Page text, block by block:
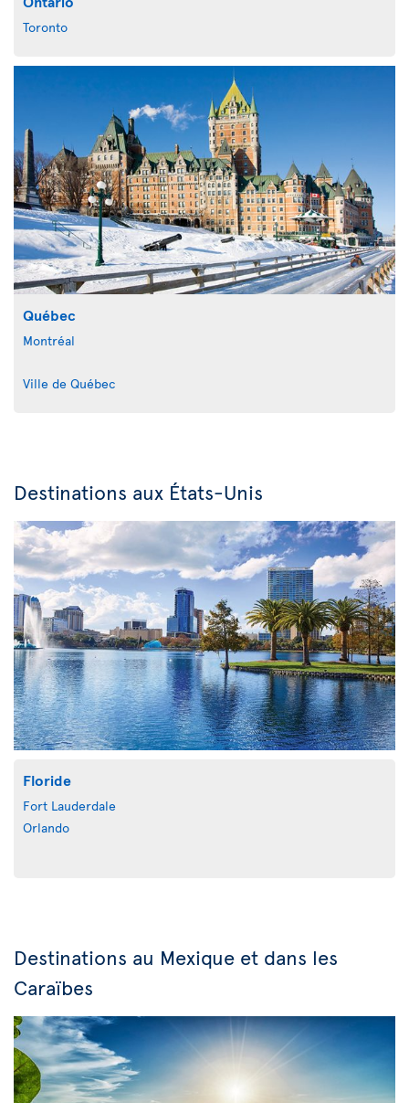
Toronto
Québec
Montréal
Ville de Québec
Destinations aux États-Unis
Floride
Fort Lauderdale
Orlando
Destinations au Mexique et dans les
Caraïbes